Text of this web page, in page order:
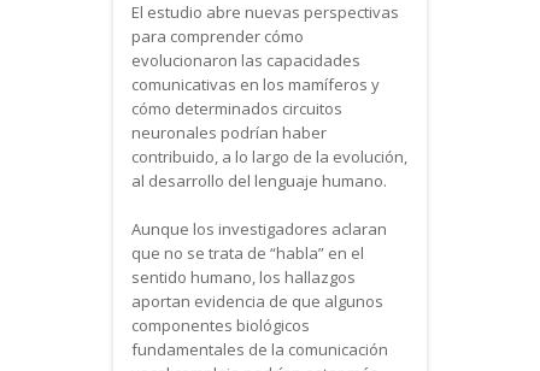
El estudio abre nuevas perspectivas
para comprender cómo
evolucionaron las capacidades
comunicativas en los mamíferos y
cómo determinados circuitos
neuronales podrían haber
contribuido, a lo largo de la evolución,
al desarrollo del lenguaje humano.
Aunque los investigadores aclaran
que no se trata de “habla” en el
sentido humano, los hallazgos
aportan evidencia de que algunos
componentes biológicos
fundamentales de la comunicación